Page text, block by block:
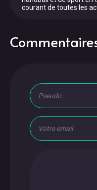
courant de toutes les